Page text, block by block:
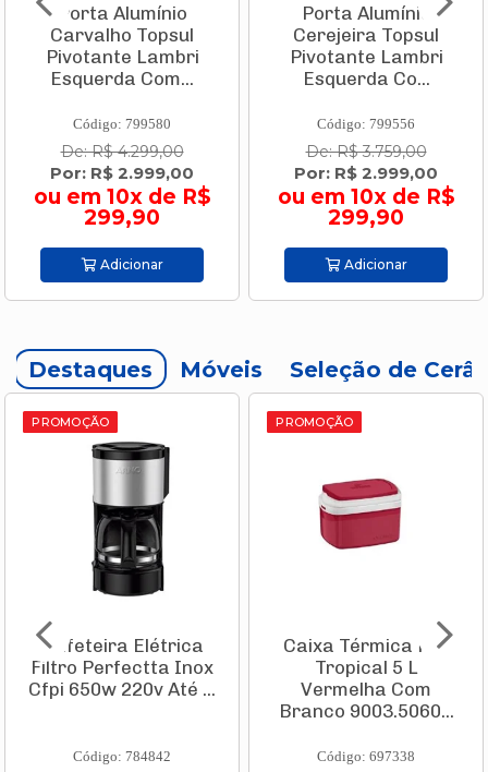
Porta Alumínio
Carvalho Topsul
Pivotante Lambri
Esquerda Com...
Código: 799580
De: R$ 4.299,00
Por: R$ 2.999,00
ou em 10x de R$
299,90
Adicionar
Porta Alumínio
Cerejeira Topsul
Pivotante Lambri
Esquerda Co...
Código: 799556
De: R$ 3.759,00
Por: R$ 2.999,00
ou em 10x de R$
299,90
Adicionar
Destaques Móveis Seleção de
PROMOÇÃO
Cafeteira Elétrica
Filtro Perfectta Inox
Cfpi 650w 220v Até ...
Código: 784842
PROMOÇÃO
Caixa Térmica Pvc
Tropical 5 L
Vermelha Com
Branco 9003.5060...
Código: 697338